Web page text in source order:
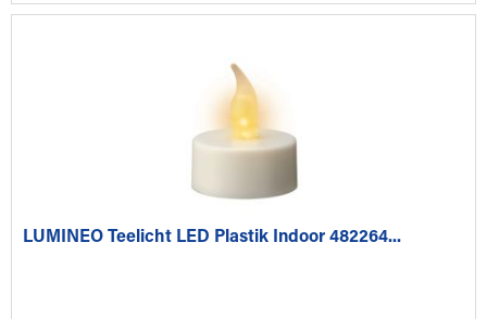
LUMINEO Teelicht LED Plastik Indoor 482264...